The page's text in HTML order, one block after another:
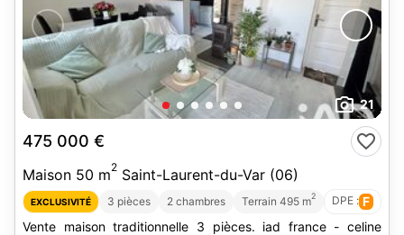
21
475 000 €
Maison 50 m2 Saint-Laurent-du-Var (06)
EXCLUSIVITÉ 3 pièces 2 chambres Terrain 495 m2 DPE : F
Vente maison traditionnelle 3 pièces. iad france - celine